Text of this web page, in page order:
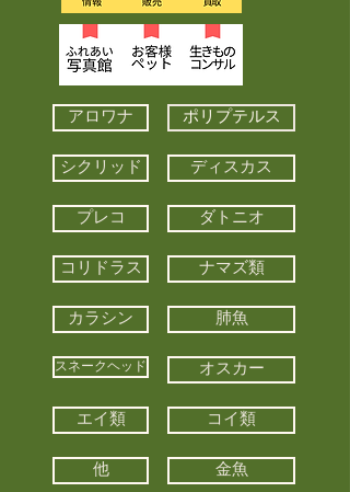
アロワナ ポリプテルス
シクリッド ディスカス
プレコ ダトニオ
コリドラス ナマズ類
カラシン 肺魚
スネークヘッド オスカー
エイ類 コイ類
他 金魚